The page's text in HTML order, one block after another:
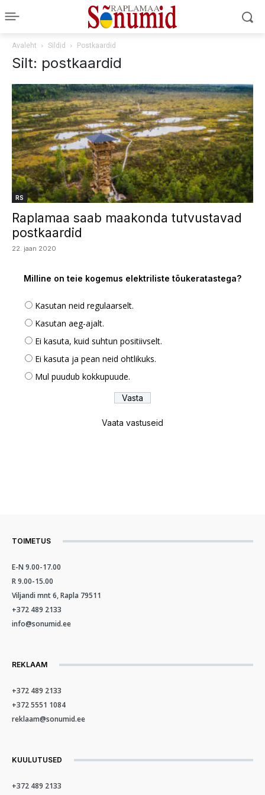
Avaleht Sildid Postkaardid
Silt: postkaardid
RS
Raplamaa saab maakonda tutvustavad
postkaardid
22. jaan 2020
Milline on teie kogemus elektriliste tõukeratastega?
Kasutan neid regulaarselt.
Kasutan aeg-ajalt.
Ei kasuta, kuid suhtun positiivselt.
Ei kasuta ja pean neid ohtlikuks.
Mul puudub kokkupuude.
Vaata vastuseid
TOIMETUS
E-N 9.00-17.00
R 9.00-15.00
Viljandi mnt 6, Rapla 79511
+372 489 2133
info@sonumid.ee
REKLAAM
+372 489 2133
+372 5551 1084
reklaam@sonumid.ee
KUULUTUSED
+372 489 2133